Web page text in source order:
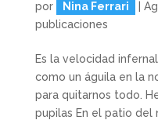
por Nina Ferrari
publicaciones
Es la velocidad
como un águila en la
para quitarnos todo.
pupilas En el patio del